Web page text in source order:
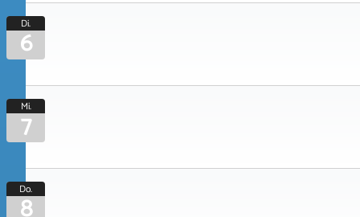
Di.
6
Mi.
7
Do.